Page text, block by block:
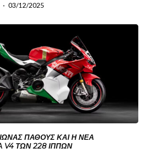
· 03/12/2025
ΠΆΘΟΥΣ ΚΑΙ Η ΝΈΑ
V4 ΤΩΝ 228 ΊΠΠΩΝ